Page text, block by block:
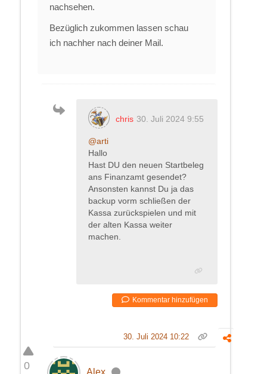
nachsehen.
Bezüglich zukommen lassen schau
ich nachher nach deiner Mail.
chris 30. Juli 2024 9:55
@arti
Hallo
Hast DU den neuen Startbeleg
ans Finanzamt gesendet?
Ansonsten kannst Du ja das
backup vorm schließen der
Kassa zurückspielen und mit
der alten Kassa weiter
machen.
Kommentar hinzufügen
0
30. Juli 2024 10:22
Alex